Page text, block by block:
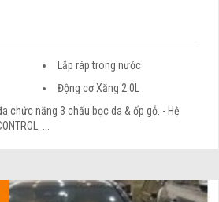
Lắp ráp trong nước
Động cơ Xăng 2.0L
chức năng 3 chấu bọc da & ốp gỗ. - Hệ
...